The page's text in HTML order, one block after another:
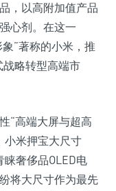
，以高附加值产品
心剂。在这一
”著称的小米，推
战略转型高端市
“高端大屏与超高
小米押宝大尺寸
奢侈品OLED电
将大尺寸作为最先